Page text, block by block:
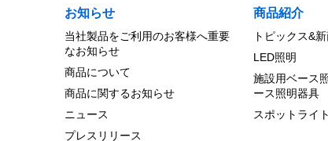
お知らせ
当社製品をご利用のお客様へ重要
なお知らせ
商品について
商品に関するお知らせ
ニュース
プレスリリース
商品紹介
トピックス&
LED照明
施設用ベース
ース照明器具
スポットライ